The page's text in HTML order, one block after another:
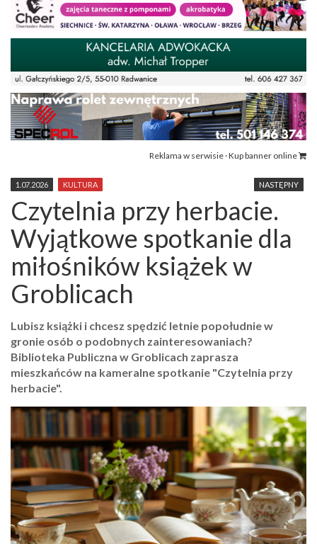
Reklama w serwisie · Kup banner online
NASTĘPNY
1.07.2026 KULTURA
Czytelnia przy herbacie.
Wyjątkowe spotkanie dla
miłośników książek w
Groblicach
Lubisz książki i chcesz spędzić letnie popołudnie w
gronie osób o podobnych zainteresowaniach?
Biblioteka Publiczna w Groblicach zaprasza
mieszkańców na kameralne spotkanie "Czytelnia przy
herbacie".